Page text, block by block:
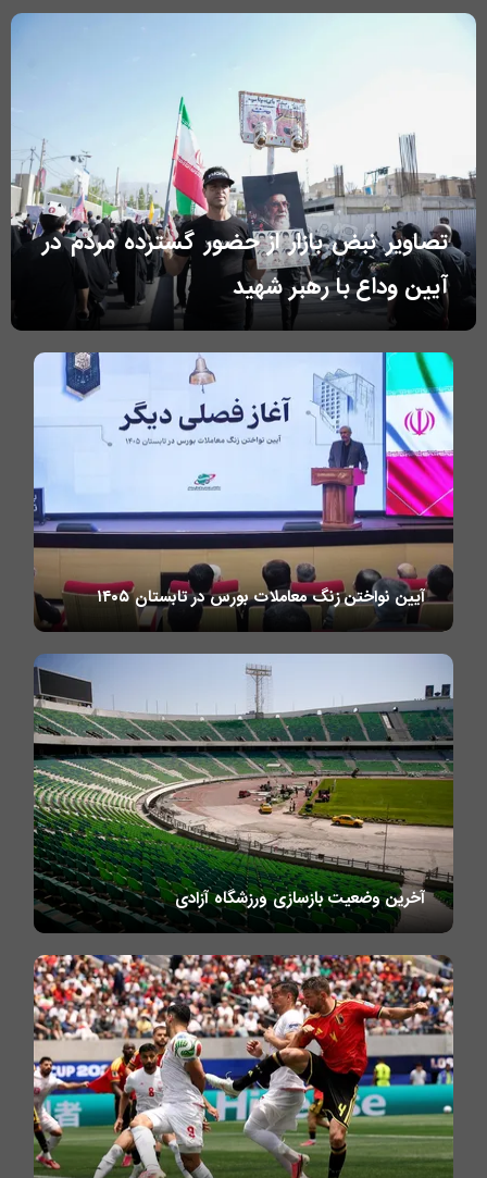
تصاویر نبض بازار از حضور گسترده مردم در
آیین وداع با رهبر شهید
آیین نواختن زنگ معاملات بورس در تابستان ۱۴۰۵
آخرین وضعیت بازسازی ورزشگاه آزادی